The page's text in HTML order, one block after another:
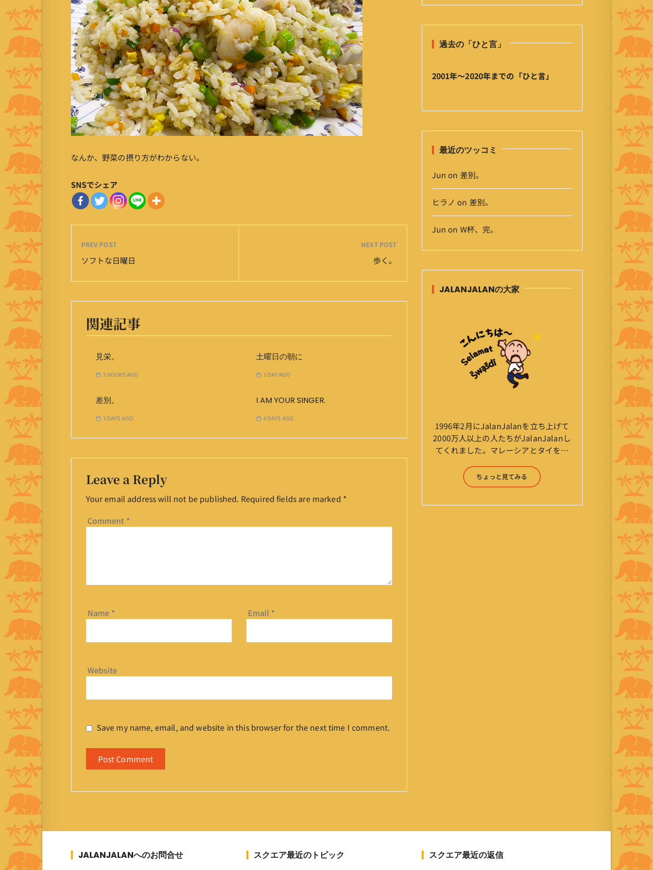
なんか、野菜の摂り方がわからない。
SNSでシェア
PREV POST
ソフトな日曜日
NEXT POST
歩く。
関連記事
見栄。
3 HOURS AGO
土曜日の朝に
1 DAY AGO
差別。
3 DAYS AGO
I AM YOUR SINGER.
4 DAYS AGO
Leave a Reply
Your email address will not be published. Required fields are marked *
Comment *
Name * Email *
Website
Save my name, email, and website in this browser for the next time I comment.
ひ
言
ア
イ
過去の「ひと言」
2001年〜2020年までの「ひと言」
最近のツッコミ
Jun on 差別。
ヒラノ on 差別。
Jun on W杯、完。
JALANJALANの大家
1996年2月にJalanJalanを立ち上げて
2000万人以上の人たちがJalanJalanし
てくれました。マレーシアとタイを行
ットーに鼻くそほじりながらやってま
す。 山森 淳（Jun Yamamori） 生年
ちょっと見てみる
JALANJALANへのお問合せ スクエア最近のトピック スクエア最近の返信